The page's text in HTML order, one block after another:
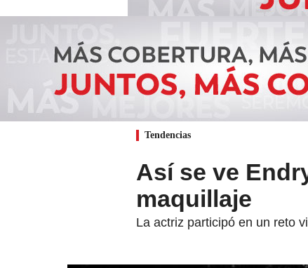
Tendencias
Así se ve
maquillaje
La actriz participó en un reto